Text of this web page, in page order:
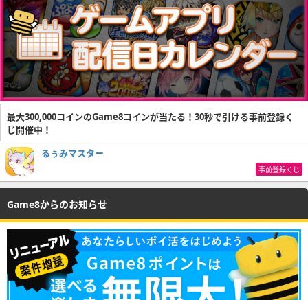
最大300,000コインのGame8コインが当たる！30秒で引ける事前登録く
じ開催中！
るぅみマスター
事前登録くじ
Game8からのお知らせ